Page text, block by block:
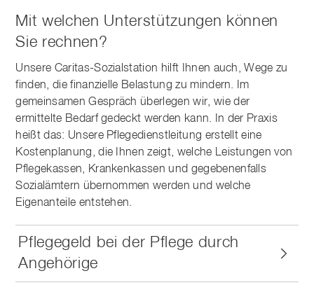
Mit welchen Unterstützungen können
Sie rechnen?
Unsere Caritas-Sozialstation hilft Ihnen auch, Wege zu
finden, die finanzielle Belastung zu mindern. Im
gemeinsamen Gespräch überlegen wir, wie der
ermittelte Bedarf gedeckt werden kann. In der Praxis
heißt das: Unsere Pflegedienstleitung erstellt eine
Kostenplanung, die Ihnen zeigt, welche Leistungen von
Pflegekassen, Krankenkassen und gegebenenfalls
Sozialämtern übernommen werden und welche
Eigenanteile entstehen.
Pflegegeld bei der Pflege durch
Angehörige